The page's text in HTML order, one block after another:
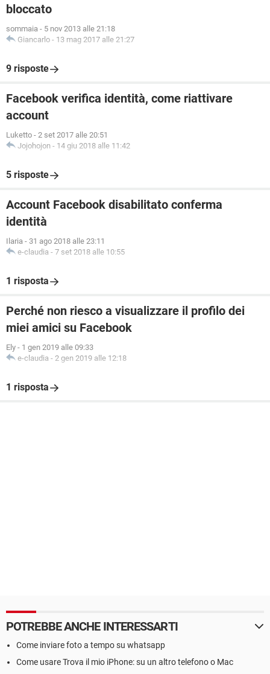
bloccato
sommaia - 5 nov 2013 alle 21:18
Giancarlo - 13 mag 2017 alle 21:27
9 risposte
Facebook verifica identità, come riattivare
account
Luketto - 2 set 2017 alle 20:51
Jojohojon - 14 giu 2018 alle 11:42
5 risposte
Account Facebook disabilitato conferma
identità
Ilaria - 31 ago 2018 alle 23:11
e-claudia - 7 set 2018 alle 10:55
1 risposta
Perché non riesco a visualizzare il profilo dei
miei amici su Facebook
Ely - 1 gen 2019 alle 09:33
e-claudia - 2 gen 2019 alle 12:18
1 risposta
POTREBBE ANCHE INTERESSARTI
Come inviare foto a tempo su whatsapp
Come usare Trova il mio iPhone: su un altro telefono o Mac